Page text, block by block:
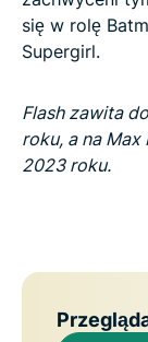
się w rolę
Supergirl.
Flash zawita
roku, a na
2023 roku.